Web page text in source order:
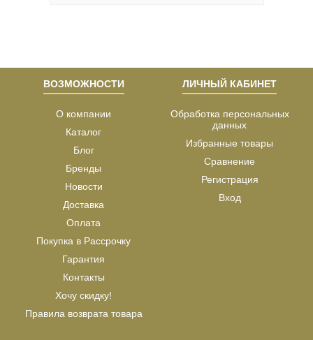
ВОЗМОЖНОСТИ
О компании
Каталог
Блог
Бренды
Новости
Доставка
Оплата
Покупка в Рассрочку
Гарантия
Контакты
Хочу скидку!
Правила возврата товара
ЛИЧНЫЙ КАБИНЕТ
Обработка персональных
данных
Избранные товары
Сравнение
Регистрация
Вход